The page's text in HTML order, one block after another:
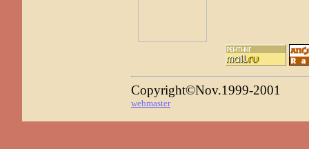
Copyright©Nov.1999-2001
webmaster